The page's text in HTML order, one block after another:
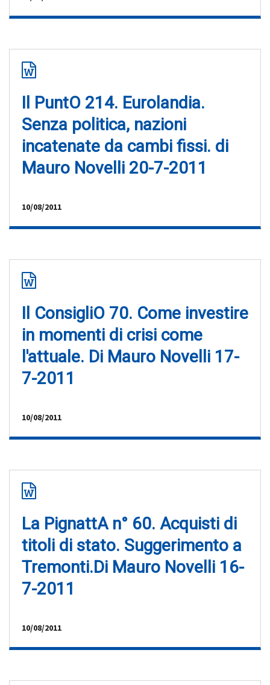
Il PuntO 214. Eurolandia.
Senza politica, nazioni
incatenate da cambi fissi. di
Mauro Novelli 20-7-2011
10/08/2011
Il ConsigliO 70. Come investire
in momenti di crisi come
l'attuale. Di Mauro Novelli 17-
7-2011
10/08/2011
La PignattA n° 60. Acquisti di
titoli di stato. Suggerimento a
Tremonti.Di Mauro Novelli 16-
7-2011
10/08/2011